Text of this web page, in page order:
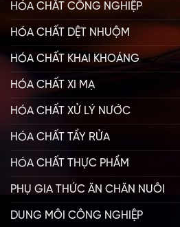
HÓA CHẤT CÔNG NGHIỆP
HÓA CHẤT DỆT NHUỘM
HÓA CHẤT KHAI KHOÁNG
HÓA CHẤT XI MẠ
HÓA CHẤT XỬ LÝ NƯỚC
HÓA CHẤT TẨY RỬA
HÓA CHẤT THỰC PHẨM
PHỤ GIA THỨC ĂN CHĂN NUÔI
DUNG MÔI CÔNG NGHIỆP